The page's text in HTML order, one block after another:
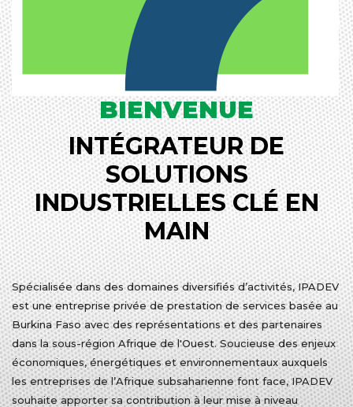
BIENVENUE
INTÉGRATEUR DE
SOLUTIONS
INDUSTRIELLES CLÉ EN
MAIN
Spécialisée dans des domaines diversifiés d’activités, IPADEV
est une entreprise privée de prestation de services basée au
Burkina Faso avec des représentations et des partenaires
dans la sous-région Afrique de l'Ouest. Soucieuse des enjeux
économiques, énergétiques et environnementaux auxquels
les entreprises de l’Afrique subsaharienne font face, IPADEV
souhaite apporter sa contribution à leur mise à niveau